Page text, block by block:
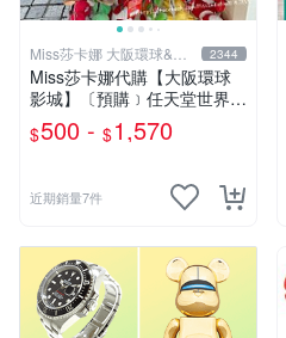
Miss莎卡娜 大阪環球&迪
士尼代購
2344
Miss莎卡娜代購【大阪環球
影城】〔預購﹞任天堂世界
瑪利歐 路易吉 耀西 奇諾比奧
碧姬公主 無敵星星 蘑菇 大金
$500 - $1,570
近期銷量7件